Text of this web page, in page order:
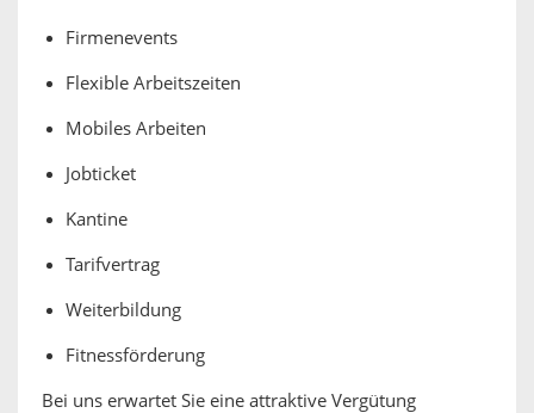
Firmenevents
Flexible Arbeitszeiten
Mobiles Arbeiten
Jobticket
Kantine
Tarifvertrag
Weiterbildung
Fitnessförderung
Bei uns erwartet Sie eine attraktive Vergütung